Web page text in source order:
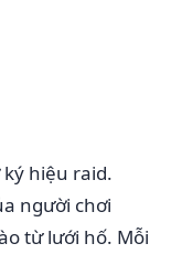
hiệu raid.
người chơi
từ lưới hố. Mỗi